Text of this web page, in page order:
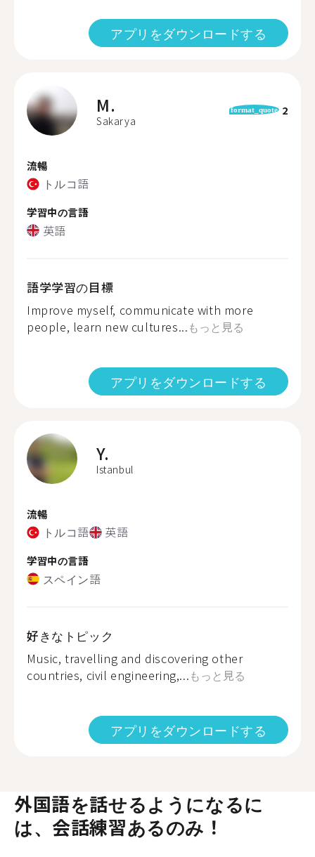
アプリをダウンロードする
M.
Sakarya
format_quote 2
流暢
トルコ語
学習中の言語
英語
語学学習の目標
Improve myself, communicate with more
people, learn new cultures...もっと見る
アプリをダウンロードする
Y.
Istanbul
流暢
トルコ語 英語
学習中の言語
スペイン語
好きなトピック
Music, travelling and discovering other
countries, civil engineering,...もっと見る
アプリをダウンロードする
外国語を話せるようになるに
は、会話練習あるのみ！